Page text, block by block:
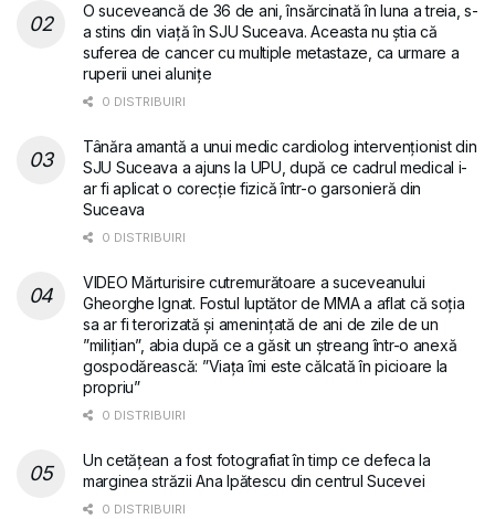
O suceveancă de 36 de ani, însărcinată în luna a treia, s-
a stins din viață în SJU Suceava. Aceasta nu știa că
suferea de cancer cu multiple metastaze, ca urmare a
ruperii unei alunițe
0 DISTRIBUIRI
Tânăra amantă a unui medic cardiolog intervenționist din
SJU Suceava a ajuns la UPU, după ce cadrul medical i-
ar fi aplicat o corecție fizică într-o garsonieră din
Suceava
0 DISTRIBUIRI
VIDEO Mărturisire cutremurătoare a suceveanului
Gheorghe Ignat. Fostul luptător de MMA a aflat că soția
sa ar fi terorizată și amenințată de ani de zile de un
”milițian”, abia după ce a găsit un ștreang într-o anexă
gospodărească: ”Viața îmi este călcată în picioare la
propriu”
0 DISTRIBUIRI
Un cetățean a fost fotografiat în timp ce defeca la
marginea străzii Ana Ipătescu din centrul Sucevei
0 DISTRIBUIRI